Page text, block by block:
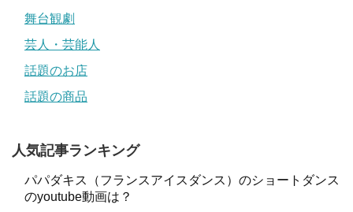
舞台観劇
芸人・芸能人
話題のお店
話題の商品
人気記事ランキング
パパダキス（フランスアイスダンス）のショートダンス
のyoutube動画は？